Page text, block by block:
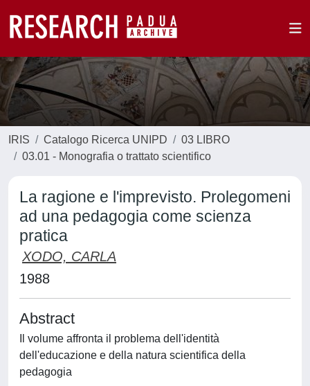
IRIS Catalogo Ricerca UNIPD
03 LIBRO
03.01 - Monografia o trattato scientifico
La ragione e l'imprevisto. Prolegomeni
ad una pedagogia come scienza
pratica
XODO, CARLA
1988
Abstract
Il volume affronta il problema dell'identità
dell'educazione e della natura scientifica della
pedagogia